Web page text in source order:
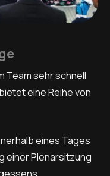
Team sehr schnell
eine Reihe von
eines Tages
einer Plenarsitzung